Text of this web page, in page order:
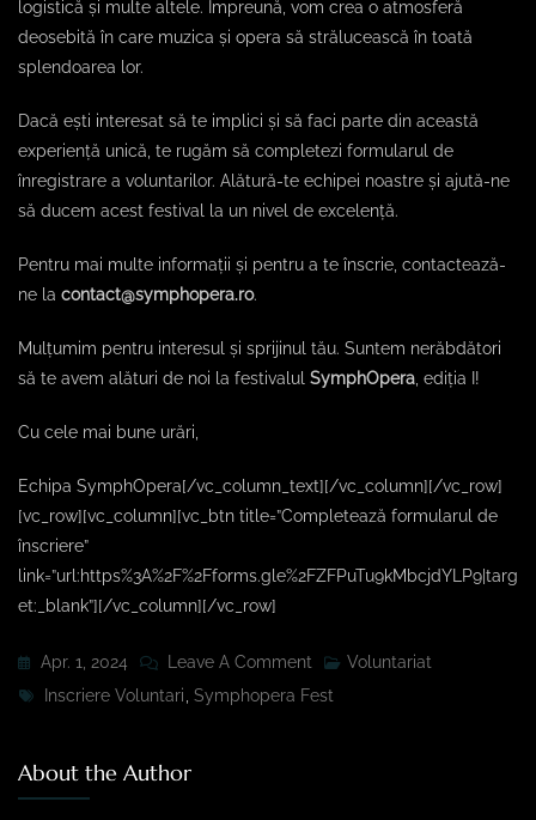
logistică și multe altele. Împreună, vom crea o atmosferă
deosebită în care muzica și opera să strălucească în toată
splendoarea lor.
Dacă ești interesat să te implici și să faci parte din această
experiență unică, te rugăm să completezi formularul de
înregistrare a voluntarilor. Alătură-te echipei noastre și ajută-ne
să ducem acest festival la un nivel de excelență.
Pentru mai multe informații și pentru a te înscrie, contactează-
ne la contact@symphopera.ro.
Mulțumim pentru interesul și sprijinul tău. Suntem nerăbdători
să te avem alături de noi la festivalul SymphOpera, ediția I!
Cu cele mai bune urări,
Echipa SymphOpera[/vc_column_text][/vc_column][/vc_row]
[vc_row][vc_column][vc_btn title=”Completează formularul de
înscriere”
link=”url:https%3A%2F%2Fforms.gle%2FZFPuTu9kMbcjdYLP9|targ
et:_blank”][/vc_column][/vc_row]
Apr. 1, 2024 Leave A Comment
Voluntariat
Inscriere Voluntari, Symphopera Fest
About the Author